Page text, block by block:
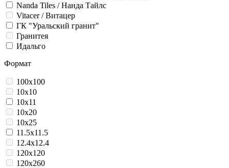
Nanda Tiles / Нанда Тайлс
Vitacer / Витацер
ГК "Уральский гранит"
Гранитея
Идальго
Формат
100x100
10x10
10x11
10x20
10x25
11.5x11.5
12.4x12.4
120x120
120x260